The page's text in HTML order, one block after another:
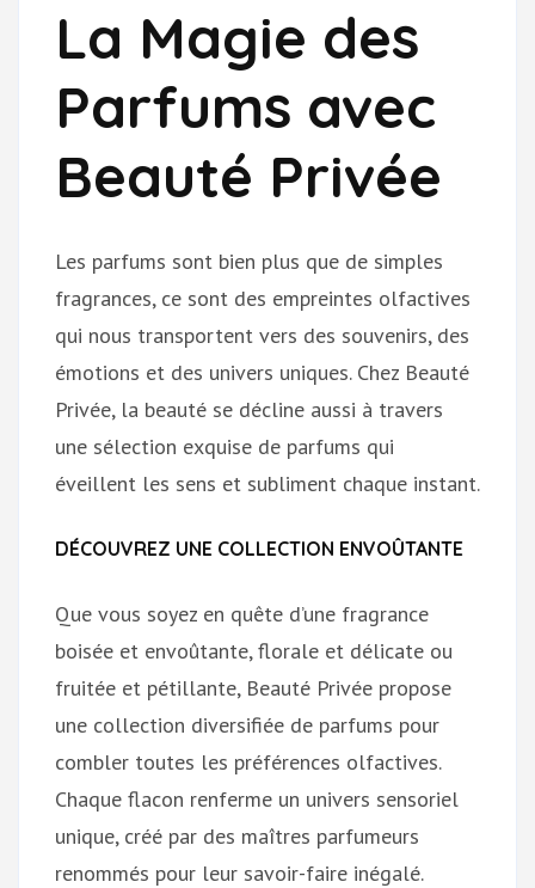
La Magie des
Parfums avec
Beauté Privée
Les parfums sont bien plus que de simples
fragrances, ce sont des empreintes olfactives
qui nous transportent vers des souvenirs, des
émotions et des univers uniques. Chez Beauté
Privée, la beauté se décline aussi à travers
une sélection exquise de parfums qui
éveillent les sens et subliment chaque instant.
DÉCOUVREZ UNE COLLECTION ENVOÛTANTE
Que vous soyez en quête d’une fragrance
boisée et envoûtante, florale et délicate ou
fruitée et pétillante, Beauté Privée propose
une collection diversifiée de parfums pour
combler toutes les préférences olfactives.
Chaque flacon renferme un univers sensoriel
unique, créé par des maîtres parfumeurs
renommés pour leur savoir-faire inégalé.